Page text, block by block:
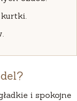
i spokojne